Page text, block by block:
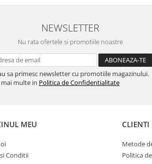
NEWSLETTER
Nu rata ofertele si promotiile noastre
sa primesc newsletter cu promotiile magazinului.
multe in Politica de Confidentialitate
MEU
Conditii
CLIENTI
Metode
Politica